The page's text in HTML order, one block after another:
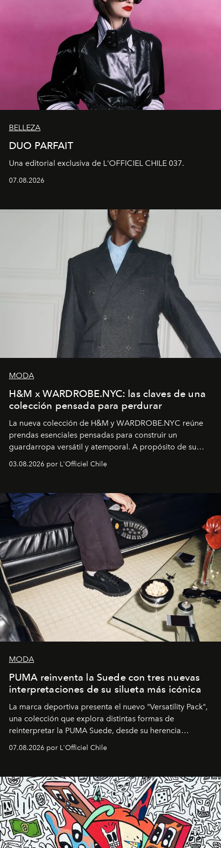
BELLEZA
DUO PARFAIT
Una editorial exclusiva de L'OFFICIEL CHILE 037.
07.08.2026
MODA
H&M x WARDROBE.NYC: las claves de una
colección pensada para perdurar
La nueva colección de H&M y WARDROBE.NYC reúne
prendas esenciales pensadas para construir un
guardarropa versátil y atemporal. A propósito de su
lanzamiento, los fundadores de la firma neoyorquina y
la asesora creativa y jefa de diseño global de la marca
y la filosofía detrás de la propuesta.
03.08.2026 por L'Officiel Chile
MODA
PUMA reinventa la Suede con tres nuevas
interpretaciones de su silueta más icónica
La marca deportiva presenta el nuevo "Versatility Pack",
una colección que explora distintas formas de
reinterpretar la PUMA Suede, desde su herencia
deportiva hasta una mirada moderna inspirada en el
diseño y el universo outdoor.
07.08.2026 por L'Officiel Chile